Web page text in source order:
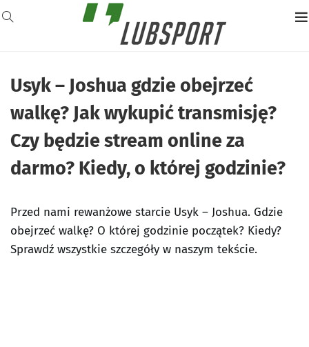
Usyk – Joshua gdzie obejrzeć
walkę? Jak wykupić transmisję?
Czy będzie stream online za
darmo? Kiedy, o której godzinie?
Przed nami rewanżowe starcie Usyk – Joshua. Gdzie
obejrzeć walkę? O której godzinie początek? Kiedy?
Sprawdź wszystkie szczegóły w naszym tekście.